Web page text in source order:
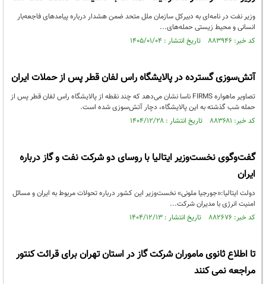
وزیر نفت در نامه‌ای به دبیرکل سازمان ملل متحد ضمن هشدار درباره پیامدهای فاجعه‌بار
انسانی و محیط زیستی حمله‌های...
کد خبر: ۸۸۳۹۴۶ تاریخ انتشار : ۱۴۰۵/۰۱/۰۴
آتش‌سوزی گسترده در پالایشگاه راس لفان قطر پس از حملات ایران
تصاویر ماهواره FIRMS ناسا نشان می‌دهد که چند نقطه از پالایشگاه راس لفان قطر پس از
حمله شب گذشته به این پالایشگاه، دچار آتش‌سوزی شده است.
کد خبر: ۸۸۳۶۸۱ تاریخ انتشار : ۱۴۰۴/۱۲/۲۸
گفت‌وگوی نخست‌وزیر ایتالیا با روسای دو شرکت نفت و گاز درباره
ایران
دولت ایتالیا:«جورجیا ملونی» نخست‌وزیر این کشور درباره تحولات مربوط به ایران و مسائل
امنیت انرژی با مدیران شرکت...
کد خبر: ۸۸۲۶۷۶ تاریخ انتشار : ۱۴۰۴/۱۲/۱۳
تا اطلاع ثانوی ماموران شرکت گاز در استان تهران برای قرائت کنتور
مراجعه نمی کنند